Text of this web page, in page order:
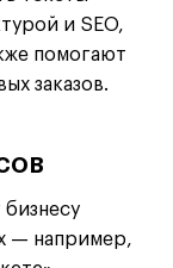
и SEO,
помогают
заказов.
бизнесу
— например,